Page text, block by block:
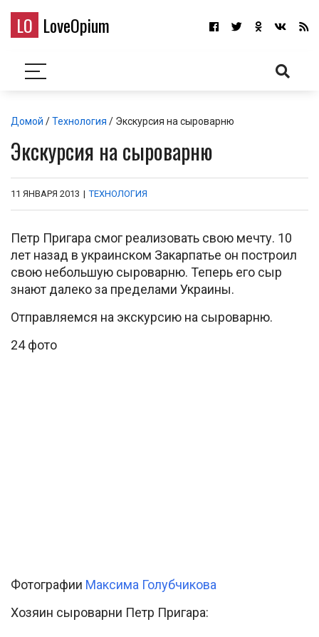
LO LoveOpium
Домой /Технология / Экскурсия на сыроварню
Экскурсия на сыроварню
11 ЯНВАРЯ 2013 | ТЕХНОЛОГИЯ
Петр Пригара смог реализовать свою мечту. 10
лет назад в украинском Закарпатье он построил
свою небольшую сыроварню. Теперь его сыр
знают далеко за пределами Украины.
Отправляемся на экскурсию на сыроварню.
24 фото
Фотографии Максима Голубчикова
Хозяин сыроварни Петр Пригара: